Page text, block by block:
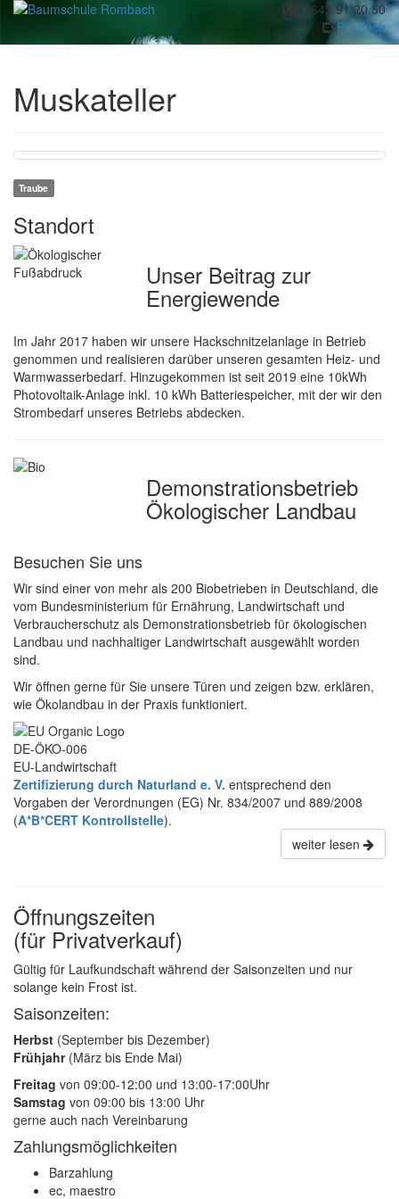
07643 91 20 50
Postfach
Muskateller
Traube
Standort
Unser Beitrag zur
Energiewende
Im Jahr 2017 haben wir unsere Hackschnitzelanlage in Betrieb
genommen und realisieren darüber unseren gesamten Heiz- und
Warmwasserbedarf. Hinzugekommen ist seit 2019 eine 10kWh
Photovoltaik-Anlage inkl. 10 kWh Batteriespeicher, mit der wir den
Strombedarf unseres Betriebs abdecken.
Demonstrations­betrieb
Ökologischer Landbau
Besuchen Sie uns
Wir sind einer von mehr als 200 Biobetrieben in Deutschland, die
vom Bundesministerium für Ernährung, Landwirtschaft und
Verbraucherschutz als Demonstrationsbetrieb für ökologischen
Landbau und nachhaltiger Landwirtschaft ausgewählt worden
sind.
Wir öffnen gerne für Sie unsere Türen und zeigen bzw. erklären,
wie Ökolandbau in der Praxis funktioniert.
DE-ÖKO-006
EU-Landwirtschaft
Zertifizierung durch Naturland e. V. entsprechend den
Vorgaben der Verordnungen (EG) Nr. 834/2007 und 889/2008
(A*B*CERT Kontrollstelle).
weiter lesen
Öffnungszeiten
(für Privatverkauf)
Gültig für Laufkundschaft während der Saisonzeiten und nur
solange kein Frost ist.
Saisonzeiten:
Herbst (September bis Dezember)
Frühjahr(März bis Ende Mai)
Freitag von 09:00-12:00 und 13:00-17:00Uhr
Samstag von 09:00 bis 13:00 Uhr
gerne auch nach Vereinbarung
Zahlungsmöglichkeiten
Barzahlung
ec, maestro